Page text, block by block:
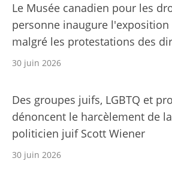
Le Musée canadien pour les
personne inaugure l'exposition
malgré les protestations des
30 juin 2026
Des groupes juifs, LGBTQ et
dénoncent le harcèlement de
politicien juif Scott Wiener
30 juin 2026